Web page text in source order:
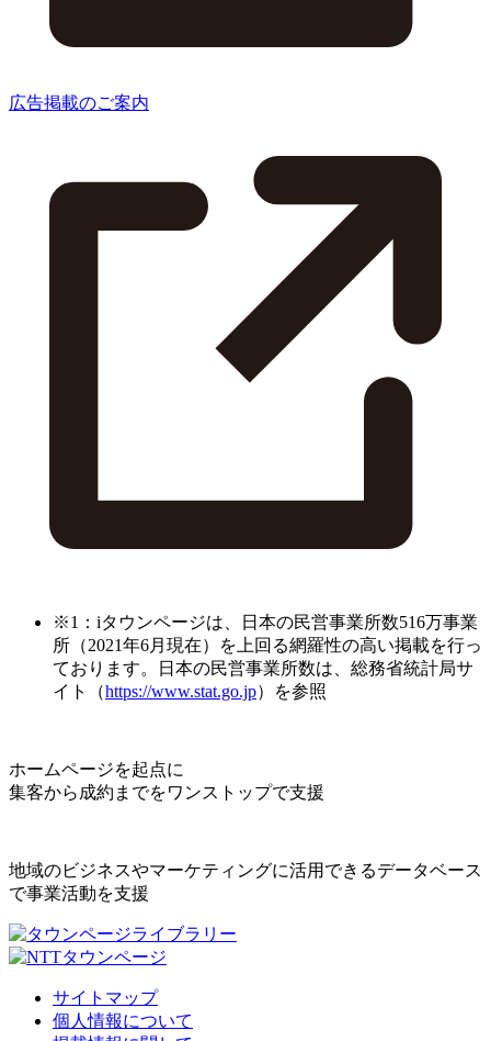
広告掲載のご案内
※1：iタウンページは、日本の民営事業所数516万事業
所（2021年6月現在）を上回る網羅性の高い掲載を行っ
ております。日本の民営事業所数は、総務省統計局サ
イト（https://www.stat.go.jp）を参照
ホームページを起点に
集客から成約までをワンストップで支援
地域のビジネスやマーケティングに活用できるデータベース
で事業活動を支援
サイトマップ
個人情報について